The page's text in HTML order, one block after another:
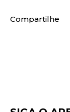
Compartilhe